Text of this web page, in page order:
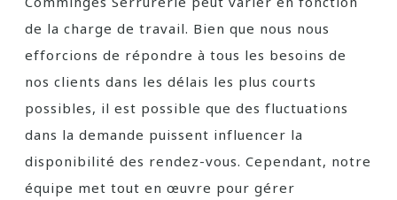
de la charge de travail. Bien que nous nous
efforcions de répondre à tous les besoins de
nos clients dans les délais les plus courts
possibles, il est possible que des fluctuations
dans la demande puissent influencer la
disponibilité des rendez-vous. Cependant, notre
équipe met tout en œuvre pour gérer